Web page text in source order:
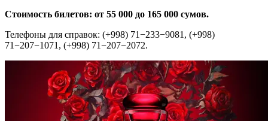
Стоимость билетов: от 55 000 до 165 000 сумов.
Телефоны для справок: (+998) 71−233−9081, (+998)
71−207−1071, (+998) 71−207−2072.